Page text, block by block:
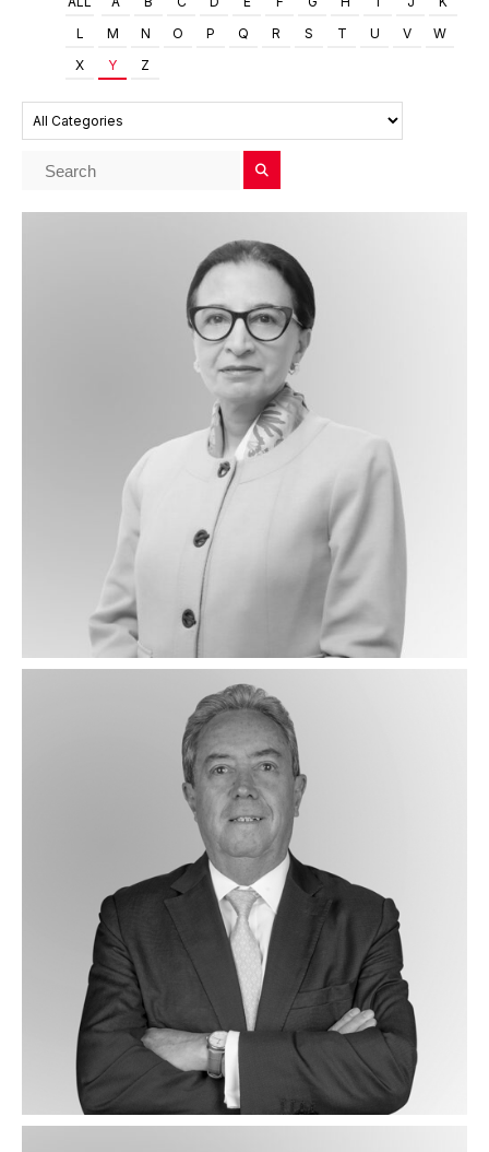
L
M N O P Q R S T U V
W
X
Y Z